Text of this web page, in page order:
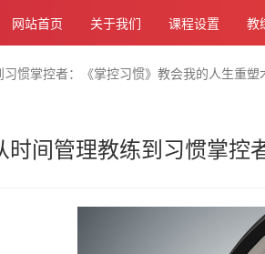
网站首页 关于我们 课程设置 教
惯掌控者：《掌控习惯》教会我的人生重塑
时间管理教练到习惯掌控